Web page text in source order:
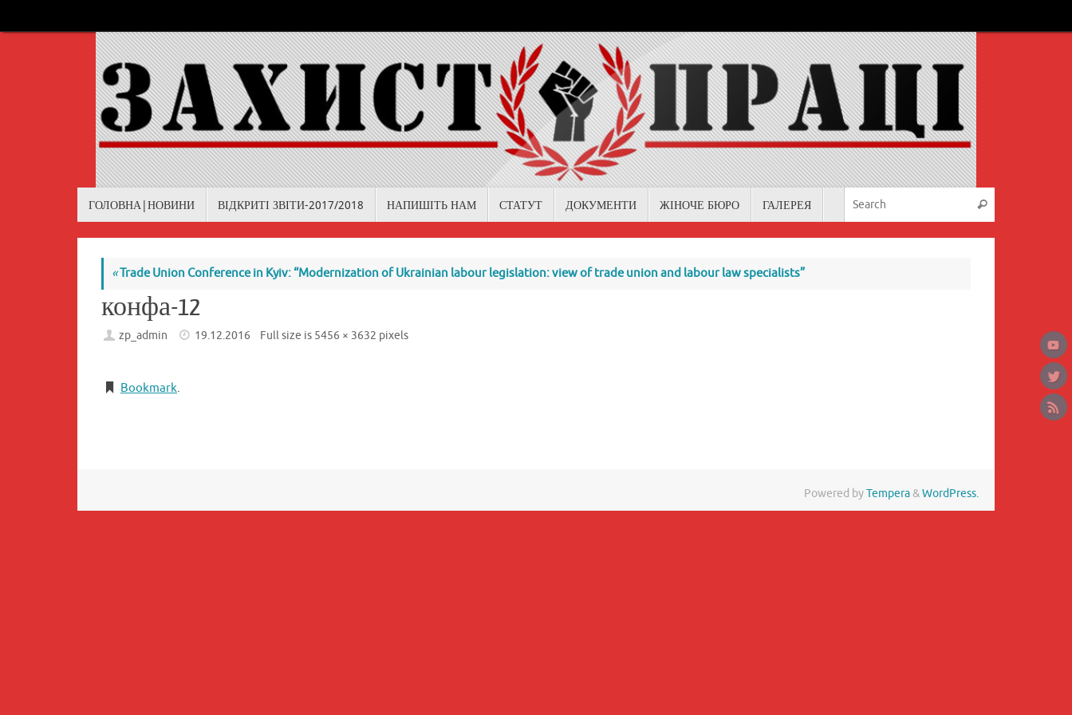
to
ГОЛОВНА|НОВИНИ ВІДКРИТІ ЗВІТИ-2017/2018 НАПИШІТЬ НАМ СТАТУТ ДОКУМЕНТИ ЖІНОЧЕ БЮРО ГАЛЕРЕЯ Search
«Trade Union Conference in Kyiv: “Modernization of Ukrainian labour legislation: view of trade union and labour law specialists”
конфа-12
zp_admin 19.12.2016 Full size is 5456 × 3632 pixels
Bookmark.
Powered byTempera&WordPress.